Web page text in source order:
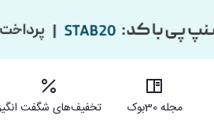
مجله 30بوک تخفیف‌های شگفت